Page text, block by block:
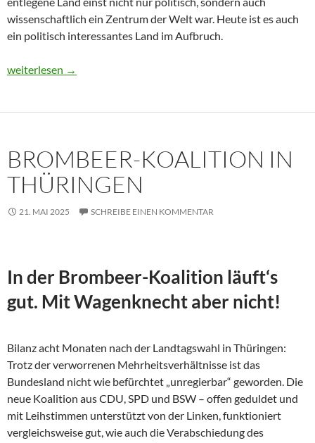
wissenschaftlich ein Zentrum der Welt war. Heute ist es auch
ein politisch interessantes Land im Aufbruch.
Usbekistan 2025: Unterwegs in einem Land im Aufbruch
weiterlesen →
BROMBEER-KOALITION IN
THÜRINGEN
21. MAI 2025 SCHREIBE EINEN KOMMENTAR
In der Brombeer-Koalition läuft‘s
gut. Mit Wagenknecht aber nicht!
Bilanz acht Monaten nach der Landtagswahl in Thüringen:
Trotz der verworrenen Mehrheitsverhältnisse ist das
Bundesland nicht wie befürchtet „unregierbar“ geworden. Die
neue Koalition aus CDU, SPD und BSW – offen geduldet und
mit Leihstimmen unterstützt von der Linken, funktioniert
vergleichsweise gut, wie auch die Verabschiedung des